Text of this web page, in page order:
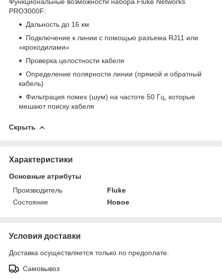
PRO3000F:
Дальность до 16 км
Подключение к линии с помощью разъема RJ11 или
«крокодилами»
Проверка целостности кабеля
Определение полярности линии (прямой и обратный
кабель)
Фильтрация помех (шум) на частоте 50 Гц, которые
мешают поиску кабеля
Скрыть
Характеристики
Основные атрибуты
Производитель
Fluke
Состояние
Новое
Условия доставки
Доставка осуществляется только по предоплате.
Самовывоз